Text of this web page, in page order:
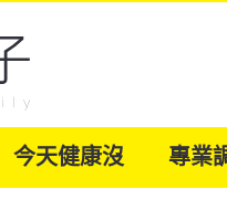
今天健康沒 專業